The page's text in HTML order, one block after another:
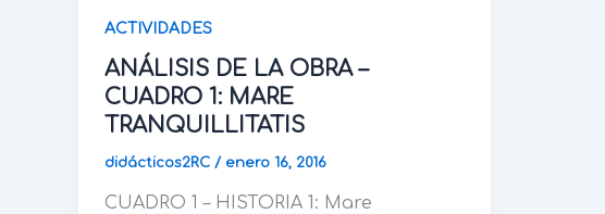
ACTIVIDADES
ANÁLISIS DE LA OBRA –
CUADRO 1: MARE
TRANQUILLITATIS
didácticos2RC / enero 16, 2016
CUADRO 1 – HISTORIA 1: Mare